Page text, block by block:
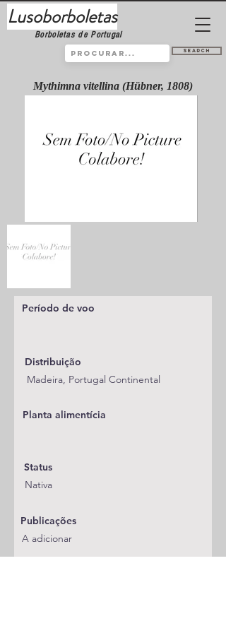
Lusoborboletas
Borboletas de Portugal
Search
Mythimna vitellina (Hübner, 1808)
Período de voo
Distribuição
Madeira, Portugal Continental
Planta alimentícia
Status
Nativa
Publicações
A adicionar